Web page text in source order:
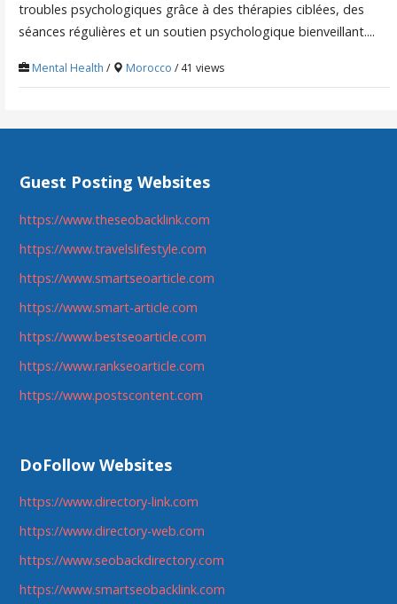
troubles psychologiques grâce à des thérapies ciblées, des
séances régulières et un soutien psychologique bienveillant....
Mental Health / Morocco / 41 views
Guest Posting Websites
https://www.theseobacklink.com
https://www.travelslifestyle.com
https://www.smartseoarticle.com
https://www.smart-article.com
https://www.bestseoarticle.com
https://www.rankseoarticle.com
https://www.postscontent.com
DoFollow Websites
https://www.directory-link.com
https://www.directory-web.com
https://www.seobackdirectory.com
https://www.smartseobacklink.com